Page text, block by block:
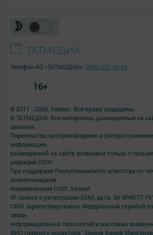
© 2011 - 2026. Хезмәт. Все права защищены.
© ТАТМЕДИА. Все материалы, размещенные на
законом.
Перепечатка, воспроизведение и
информации,
размещенной на сайте, возможна только с
редакций СМИ.
При поддержке Республиканского агентства по
коммуникациям.
Наименование СМИ: Хезмәт
№ записи о регистрации СМИ, дата: Эл №ФС77-
СМИ зарегистрированно Федеральной службой
связи,
информационных технологий и массовых
ФИО главного редактора: Закиев Вакиф
Телефон АО «ТАТМЕДИА»: (843) 222 09 84
16+